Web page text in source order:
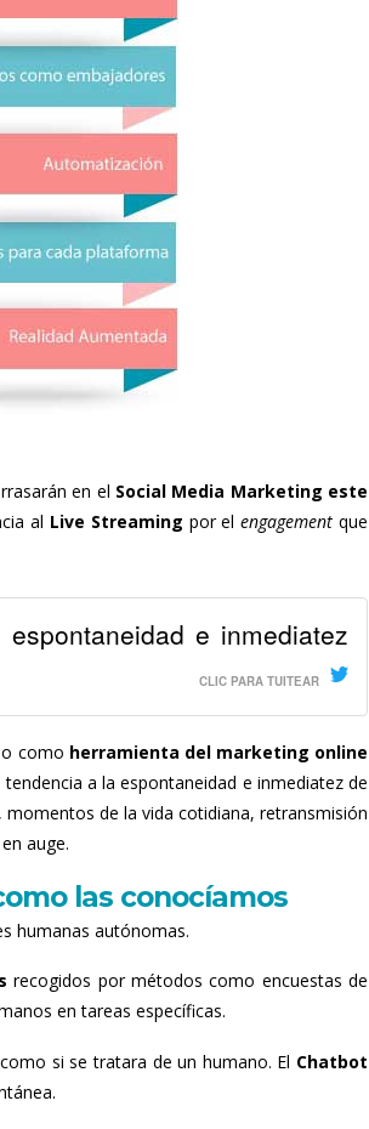
en el Social Media Marketing este
al Live Streaming por elengagement que
e inmediatez
CLIC PARA TUITEAR
como herramienta del marketing online
a la espontaneidad e inmediatez de
de la vida cotidiana, retransmisión
auge.
las conocíamos
humanas autónomas.
recogidos por métodos como encuestas de
en tareas específicas.
si se tratara de un humano. El Chatbot